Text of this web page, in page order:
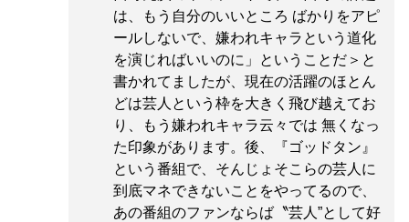
は、もう自分のいいところ ばかりをアピ
ールしないで、嫌われキャラという道化
を演じればいいのに」ということだ＞と
書かれてましたが、現在の活躍のほとん
どは芸人という枠を大きく飛び越えてお
り、もう嫌われキャラ云々では 無くなっ
た印象があります。後、『ゴッドタン』
という番組で、そんじょそこらの芸人に
到底マネできないことをやってるので、
あの番組のファンならば〝芸人”として好